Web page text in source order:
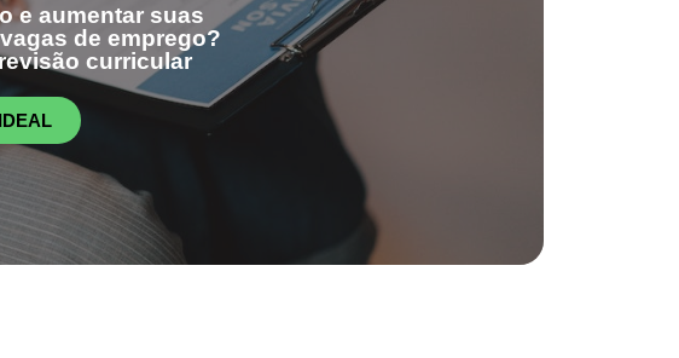
e aumentar suas
de emprego?
curricular